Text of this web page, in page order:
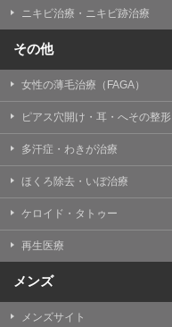
ニキビ治療・ニキビ跡治療
その他
女性の薄毛治療（FAGA）
ピアス穴開け・耳・へその整形
多汗症・わきが治療
ほくろ除去・いぼ治療
ケロイド・タトゥー
再生医療
メンズ
メンズサイト